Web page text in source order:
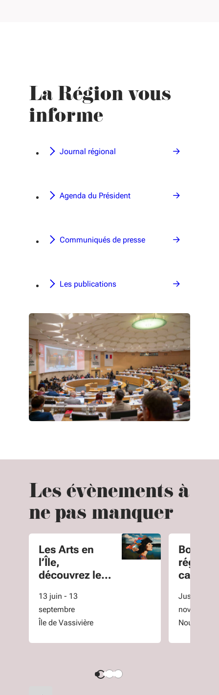
La Région vous
informe
Journal régional
Agenda du Président
Communiqués de presse
Les publications
Les évènements à
ne pas manquer
Les Arts en
l’Île,
découvrez le
Vassivière et
son île
13 juin - 13
septembre
Île de Vassivière
Bourse
Jusqu'au
novembre
Nouvelle-